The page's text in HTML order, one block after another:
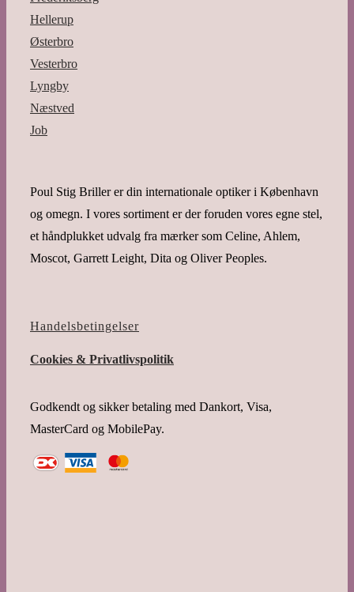
Hellerup
Østerbro
Vesterbro
Lyngby
Næstved
Job
Poul Stig Briller er din internationale optiker i København
og omegn. I vores sortiment er der foruden vores egne stel,
et håndplukket udvalg fra mærker som Celine, Ahlem,
Moscot, Garrett Leight, Dita og Oliver Peoples.
Handelsbetingelser
Cookies & Privatlivspolitik
Godkendt og sikker betaling med Dankort, Visa,
MasterCard og MobilePay.